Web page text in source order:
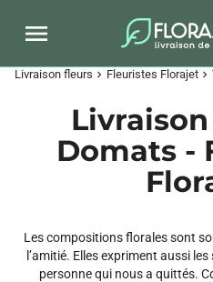
Livraison fleurs chevron_right Fleuristes Florajet chevron_right
Domats -
Les compositions florales sont
l’amitié. Elles expriment aussi
personne qui nous a quittés.